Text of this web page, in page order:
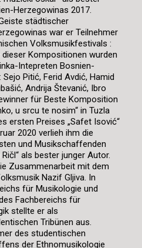
Herzegowinas 2017.
städtischer
war er Teilnehmer
Volksmusikfestivals :
dieser Kompositionen wurden
Intepreten Bosnien-
Pitić, Ferid Avdić, Hamid
Andrija Števanić, Ibro
für Beste Komposition
u srcu te nosim“ in Tuzla
ersten Preises „Safet Isović“
2020 verlieh ihm die
und Musikschaffenden
als bester junger Autor.
Zusammenarbeit mit dem
Nazif Gljiva. In
für Musikologie und
Fachbereichs für
stellte er als
Tribünen aus.
des studentischen
der Ethnomusikologie